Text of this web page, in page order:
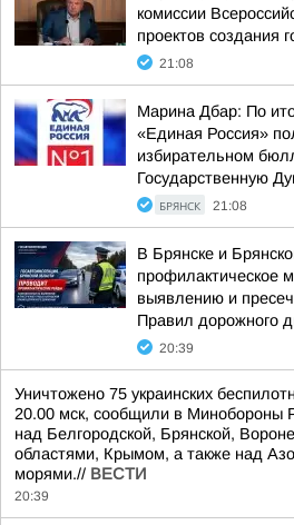
комиссии
проектов создания
21:08
Марина Дбар: По
«Единая Россия»
избирательном
Государственную
БРЯНСК 21:08
В Брянске и
профилактическое
выявлению и
Правил дорожного
20:39
Уничтожено 75 украинских
20.00 мск, сообщили в
над Белгородской, Брянской,
областями, Крымом, а также над
морями.// ВЕСТИ
20:39